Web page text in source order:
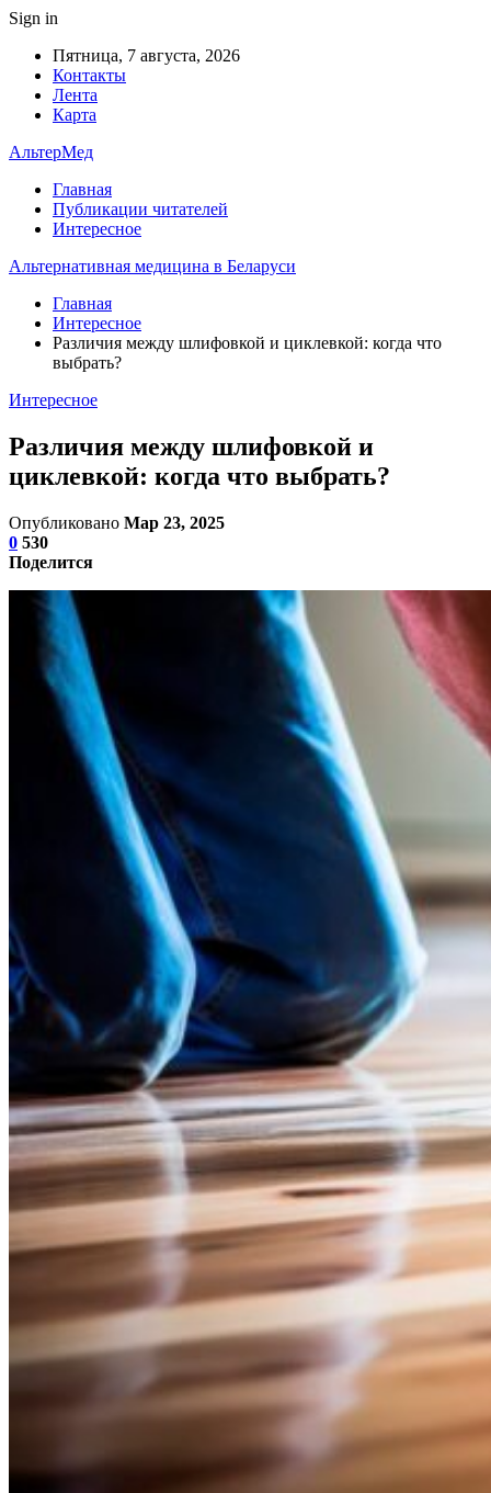
Sign in
Пятница, 7 августа, 2026
Контакты
Лента
Карта
АльтерМед
Главная
Публикации читателей
Интересное
Альтернативная медицина в Беларуси
Главная
Интересное
Различия между шлифовкой и циклевкой: когда что
выбрать?
Интересное
Различия между шлифовкой и
циклевкой: когда что выбрать?
Опубликовано Мар 23, 2025
0 530
Поделится